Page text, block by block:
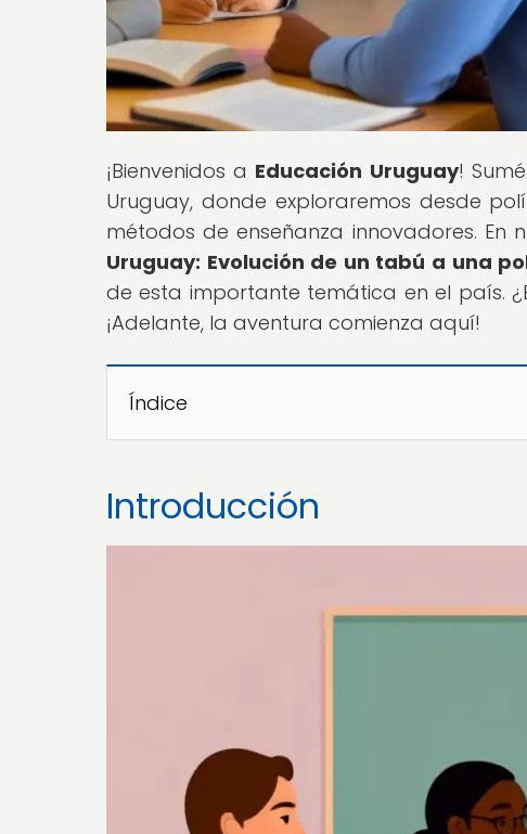
¡Bienvenidos a Educación Uruguay!
Uruguay, donde exploraremos desde
métodos de enseñanza innovadores. En
Uruguay: Evolución de un tabú a una
de esta importante temática en el país.
¡Adelante, la aventura comienza aquí!
Índice
Introducción